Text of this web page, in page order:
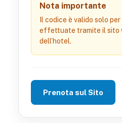
Nota importante
Il codice è valido solo
effettuate tramite il sito
dell’hotel.
Prenota sul Sito